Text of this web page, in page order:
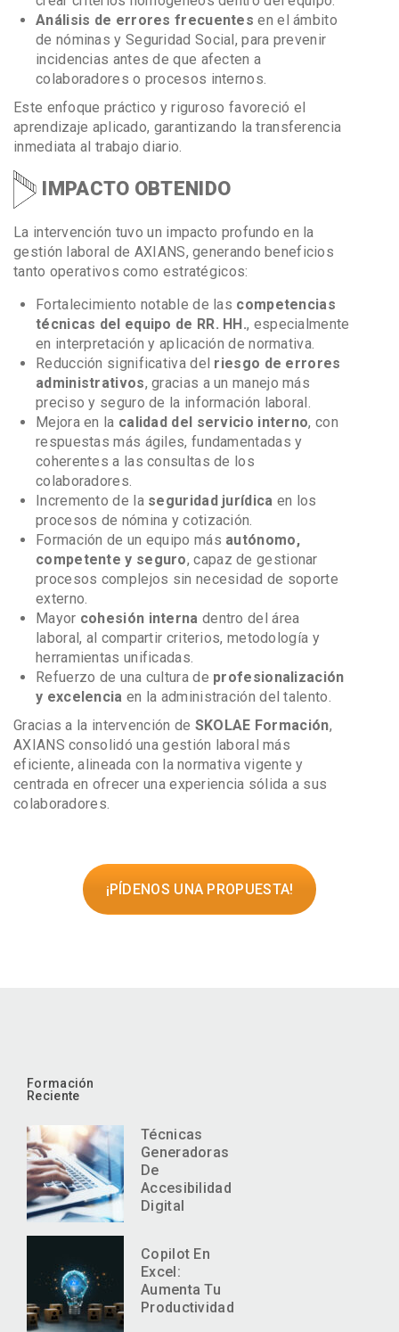
Análisis de errores frecuentes en el ámbito
de nóminas y Seguridad Social, para prevenir
incidencias antes de que afecten a
colaboradores o procesos internos.
Este enfoque práctico y riguroso favoreció el
aprendizaje aplicado, garantizando la transferencia
inmediata al trabajo diario.
IMPACTO OBTENIDO
La intervención tuvo un impacto profundo en la
gestión laboral de AXIANS, generando beneficios
tanto operativos como estratégicos:
Fortalecimiento notable de las competencias
técnicas del equipo de RR. HH., especialmente
en interpretación y aplicación de normativa.
Reducción significativa del riesgo de errores
administrativos, gracias a un manejo más
preciso y seguro de la información laboral.
Mejora en la calidad del servicio interno, con
respuestas más ágiles, fundamentadas y
coherentes a las consultas de los
colaboradores.
Incremento de la seguridad jurídica en los
procesos de nómina y cotización.
Formación de un equipo más autónomo,
competente y seguro, capaz de gestionar
procesos complejos sin necesidad de soporte
externo.
Mayor cohesión interna dentro del área
laboral, al compartir criterios, metodología y
herramientas unificadas.
Refuerzo de una cultura de profesionalización
y excelencia en la administración del talento.
Gracias a la intervención de SKOLAE Formación,
AXIANS consolidó una gestión laboral más
eficiente, alineada con la normativa vigente y
centrada en ofrecer una experiencia sólida a sus
colaboradores.
¡PÍDENOS UNA PROPUESTA!
Formación
Reciente
Técnicas
Generadoras
De
Accesibilidad
Digital
Copilot En
Excel:
Aumenta Tu
Productividad